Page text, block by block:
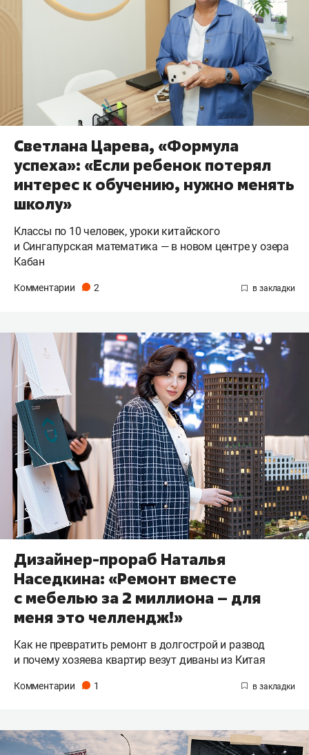
Светлана Царева, «Формула
успеха»: «Если ребенок потерял
интерес к обучению, нужно менять
школу»
Классы по 10 человек, уроки китайского
и Сингапурская математика — в новом центре у озера
Кабан
Комментарии 2
Дизайнер-прораб Наталья
Наседкина: «Ремонт вместе
с мебелью за 2 миллиона – для
меня это челлендж!»
Как не превратить ремонт в долгострой и развод
и почему хозяева квартир везут диваны из Китая
Комментарии 1